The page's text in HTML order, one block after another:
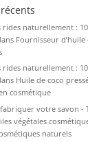
naturellement :
Fournisseur
naturellement :
Huile de coco
cosmétique
votre savon -
végétales
naturels